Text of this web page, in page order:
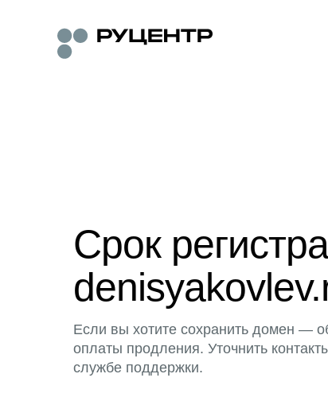
Срок
Если вы хотите сохранить домен —
оплаты продления. Уточнить
службе поддержки.